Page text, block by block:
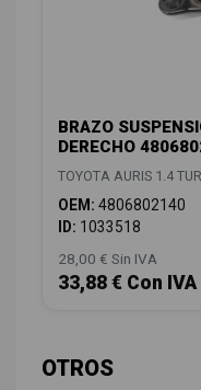
BRAZO
DERECHO
TOYOTA AURIS 1.4
OEM: 4806802140
ID: 1033518
28,00 € Sin IVA
33,88 € Con IVA
OTROS